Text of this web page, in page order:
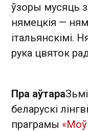
ўзоры мусяць
нямецкія —
італьянскімі.
рука цвяток
Пра аўтара
беларускі
праграмы